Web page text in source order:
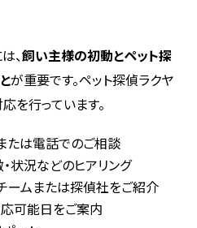
、飼い主様の初動とペット探
が重要です。ペット探偵ラクヤ
を行っています。
たは電話でのご相談
状況などのヒアリング
ームまたは探偵社をご紹介
応可能日をご案内